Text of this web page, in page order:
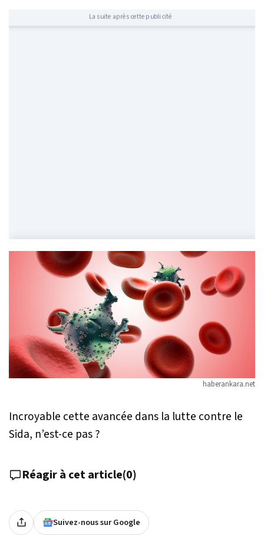
La suite après cette publicité
haberankara.net
Incroyable cette avancée dans la lutte contre le
Sida, n’est-ce pas ?
Réagir à cet article(0)
Suivez-nous sur Google